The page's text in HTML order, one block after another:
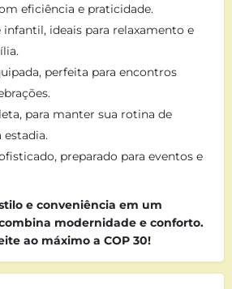
eficiência e praticidade.
infantil, ideais para relaxamento e
perfeita para encontros
para manter sua rotina de
estadia.
preparado para eventos e
e conveniência em um
modernidade e conforto.
ao máximo a COP 30!